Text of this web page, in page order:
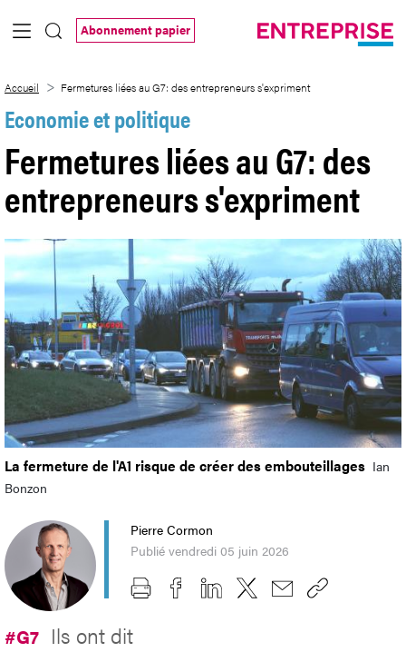
Saut au contenu principal
Abonnement papier
Accueil Fermetures liées au G7: des entrepreneurs s'expriment
Economie et politique
Fermetures liées au G7: des
entrepreneurs s'expriment
La fermeture de l'A1 risque de créer des embouteillages Ian
Bonzon
Pierre Cormon
Publié vendredi 05 juin 2026
#G7 Ils ont dit